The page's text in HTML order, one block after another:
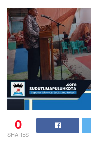
0
SHARES